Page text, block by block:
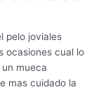
pelo joviales
ocasiones cual lo
mueca
mas cuidado la